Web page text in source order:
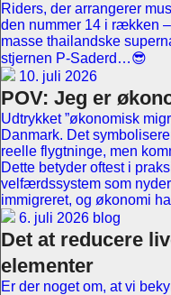
Riders, der arrangerer
den nummer 14 i rækken
masse thailandske
stjernen P-Saderd…😎
10. juli 2026
POV: Jeg er
Udtrykket ”økonomisk
Danmark. Det
reelle flygtninge, men
Dette betyder oftest i
velfærdssystem som
immigreret, og økonomi
6. juli 2026 blog
Det at reducere
elementer
Er der noget om, at vi